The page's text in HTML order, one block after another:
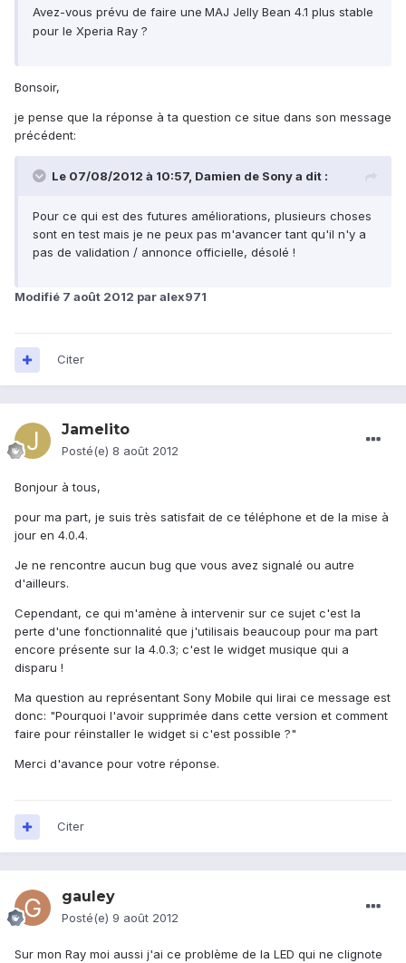
Avez-vous prévu de faire une MAJ Jelly Bean 4.1 plus stable
pour le Xperia Ray ?
Bonsoir,
je pense que la réponse à ta question ce situe dans son message
précédent:
Le 07/08/2012 à 10:57, Damien de Sony a dit :
Pour ce qui est des futures améliorations, plusieurs choses
sont en test mais je ne peux pas m'avancer tant qu'il n'y a
pas de validation / annonce officielle, désolé !
Modifié 7 août 2012 par alex971
Citer
Jamelito
Posté(e) 8 août 2012
Bonjour à tous,
pour ma part, je suis très satisfait de ce téléphone et de la mise à
jour en 4.0.4.
Je ne rencontre aucun bug que vous avez signalé ou autre
d'ailleurs.
Cependant, ce qui m'amène à intervenir sur ce sujet c'est la
perte d'une fonctionnalité que j'utilisais beaucoup pour ma part
encore présente sur la 4.0.3; c'est le widget musique qui a
disparu !
Ma question au représentant Sony Mobile qui lirai ce message est
donc: "Pourquoi l'avoir supprimée dans cette version et comment
faire pour réinstaller le widget si c'est possible ?"
Merci d'avance pour votre réponse.
Citer
gauley
Posté(e) 9 août 2012
Sur mon Ray moi aussi j'ai ce problème de la LED qui ne clignote